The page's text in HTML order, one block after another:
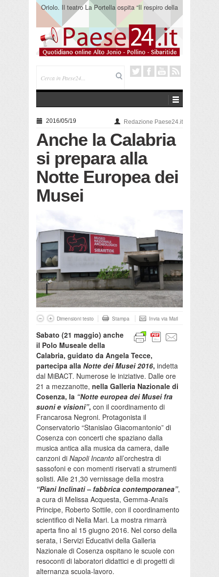
Oriolo. Il teatro La Portella ospita “Il respiro della
terra” del collettivo 365
2016/05/19 Redazione Paese24.it
Anche la Calabria
si prepara alla
Notte Europea dei
Musei
Dimensioni testo Stampa Invia via Mail
Sabato (21 maggio) anche
il Polo Museale della
Calabria, guidato da Angela Tecce,
partecipa alla Notte dei Musei 2016, indetta
dal MiBACT. Numerose le iniziative. Dalle ore
21 a mezzanotte, nella Galleria Nazionale di
Cosenza, la “Notte europea dei Musei fra
suoni e visioni”, con il coordinamento di
Francarosa Negroni. Protagonista il
Conservatorio “Stanislao Giacomantonio” di
Cosenza con concerti che spaziano dalla
musica antica alla musica da camera, dalle
canzoni di Napoli Incanto all’orchestra di
sassofoni e con momenti riservati a strumenti
solisti. Alle 21,30 vernissage della mostra
“Piani Inclinati – fabbrica contemporanea”,
a cura di Melissa Acquesta, Gemma-Anaïs
Principe, Roberto Sottile, con il coordinamento
scientifico di Nella Mari. La mostra rimarrà
aperta fino al 15 giugno 2016. Nel corso della
serata, i Servizi Educativi della Galleria
Nazionale di Cosenza ospitano le scuole con
resoconti di laboratori didattici e di progetti di
alternanza scuola-lavoro.